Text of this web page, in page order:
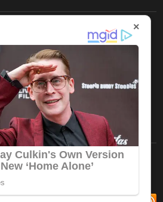
Disclaimer
Tentang Kami
Redaksi
×